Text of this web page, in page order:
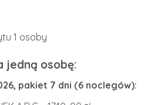
1 osoby
jedną osobę:
pakiet 7 dni (6 noclegów):